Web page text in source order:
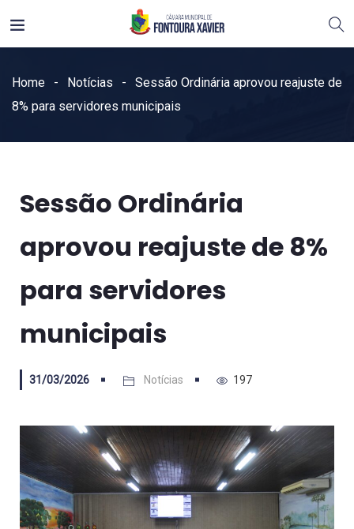
Home Notícias
Sessão Ordinária aprovou reajuste de
8% para servidores municipais
Sessão Ordinária
aprovou reajuste de 8%
para servidores
municipais
31/03/2026 Notícias 197